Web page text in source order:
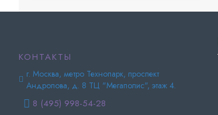
КОНТАКТЫ
г. Москва, метро Технопарк, проспект
Андропова, д. 8 ТЦ "Мегаполис", этаж 4.
8 (495) 998-54-28